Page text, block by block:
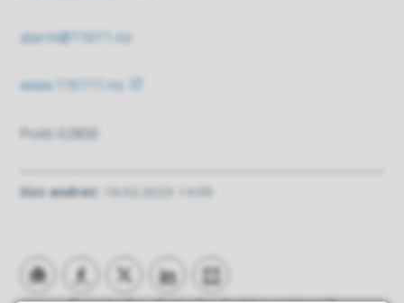
alarm@11611.no
www.116111.no
Politi 02800
Sist endret 16.02.2023 14.09